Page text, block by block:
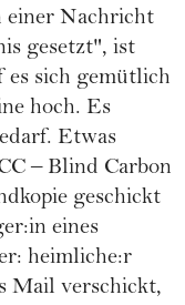
einer Nachricht
gesetzt", ist
sich gemütlich
hoch. Es
Etwas
– Blind Carbon
geschickt
eines
heimliche:r
Mail verschickt,